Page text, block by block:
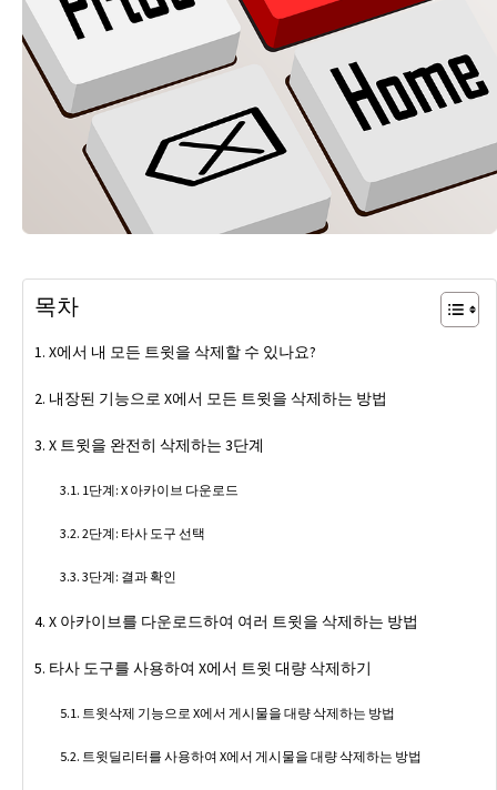
목차
X에서 내 모든 트윗을 삭제할 수 있나요?
내장된 기능으로 X에서 모든 트윗을 삭제하는 방법
X 트윗을 완전히 삭제하는 3단계
1단계: X 아카이브 다운로드
2단계: 타사 도구 선택
3단계: 결과 확인
X 아카이브를 다운로드하여 여러 트윗을 삭제하는 방법
타사 도구를 사용하여 X에서 트윗 대량 삭제하기
트윗삭제 기능으로 X에서 게시물을 대량 삭제하는 방법
트윗딜리터를 사용하여 X에서 게시물을 대량 삭제하는 방법